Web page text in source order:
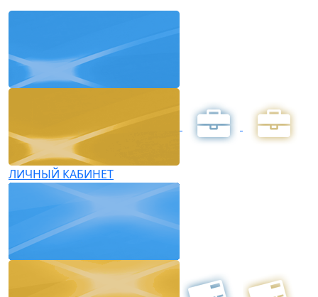
ЛИЧНЫЙ КАБИНЕТ